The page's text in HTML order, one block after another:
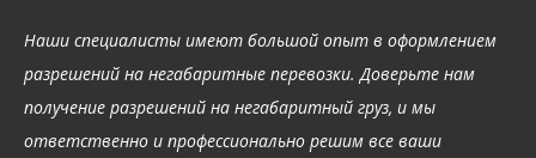
Наши специалисты имеют большой опыт в оформлением
разрешений на негабаритные перевозки. Доверьте нам
получение разрешений на негабаритный груз, и мы
ответственно и профессионально решим все ваши